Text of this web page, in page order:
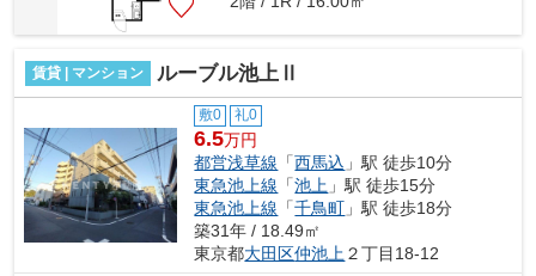
賃貸 | マンション ルーブル池上Ⅱ
敷0 礼0
6.5万円
都営浅草線 「西馬込 」駅 徒歩10分
東急池上線 「池上 」駅 徒歩15分
東急池上線 「千鳥町 」駅 徒歩18分
築31年 / 18.49㎡
東京都大田区仲池上 ２丁目18-12